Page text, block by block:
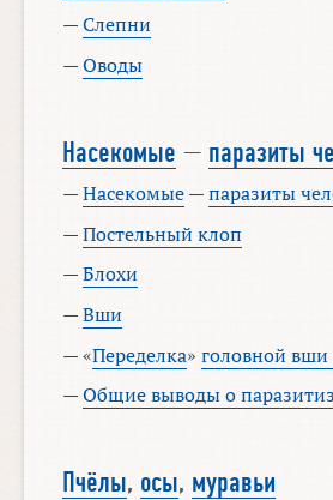
—Слепни
—Оводы
Насекомые — паразиты
—Насекомые—паразиты
—Постельный клоп
—Блохи
—Вши
— «Переделка»головной
—Общие выводы о
Пчёлы, осы, муравьи